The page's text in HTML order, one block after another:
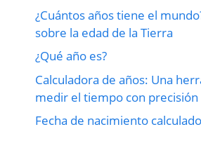
¿Cuántos años tiene el
sobre la edad de la Tierra
¿Qué año es?
Calculadora de años: Una
medir el tiempo con precisión
Fecha de nacimiento